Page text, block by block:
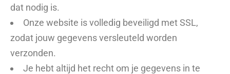
dat nodig is.
Onze website is volledig beveiligd met SSL,
zodat jouw gegevens versleuteld worden
verzonden.
Je hebt altijd het recht om je gegevens in te